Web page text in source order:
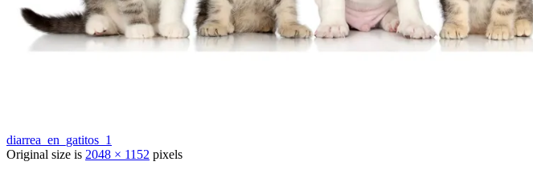
diarrea_en_gatitos_1
Original size is 2048 × 1152 pixels